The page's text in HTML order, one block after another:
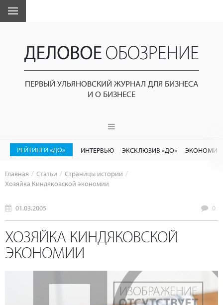
ПЕРВЫЙ УЛЬЯНОВСКИЙ ЖУРНАЛ ДЛЯ БИЗНЕСА
И О БИЗНЕСЕ
РЕЙТИНГИ «ДО» ИНТЕРВЬЮ ЭКСКЛЮЗИВ «ДО»
Главная Статьи
Страницы истории
Хозяйка Киндяковской экономии
01.03.2005 0
ХОЗЯЙКА КИНДЯКОВСКОЙ
ЭКОНОМИИ